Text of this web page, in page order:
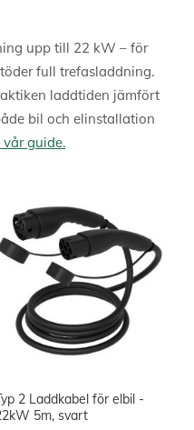
upp till 22 kW – för
full trefasladdning.
laddtiden jämfört
bil och elinstallation
vår guide.
2 Laddkabel för elbil -
5m, svart